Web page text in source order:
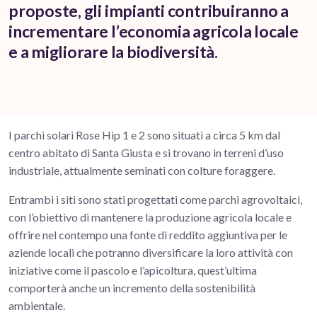
proposte, gli impianti contribuiranno a
incrementare l’economia agricola locale
e a migliorare la biodiversità.
I parchi solari Rose Hip 1 e 2 sono situati a circa 5 km dal
centro abitato di Santa Giusta e si trovano in terreni d’uso
industriale, attualmente seminati con colture foraggere.
Entrambi i siti sono stati progettati come parchi agrovoltaici,
con l’obiettivo di mantenere la produzione agricola locale e
offrire nel contempo una fonte di reddito aggiuntiva per le
aziende locali che potranno diversificare la loro attività con
iniziative come il pascolo e l’apicoltura, quest’ultima
comporterà anche un incremento della sostenibilità
ambientale.